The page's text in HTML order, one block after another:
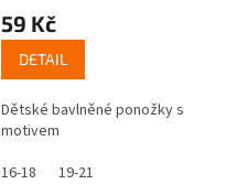
59 Kč
DETAIL
Dětské bavlněné ponožky s
motivem
16-18
19-21